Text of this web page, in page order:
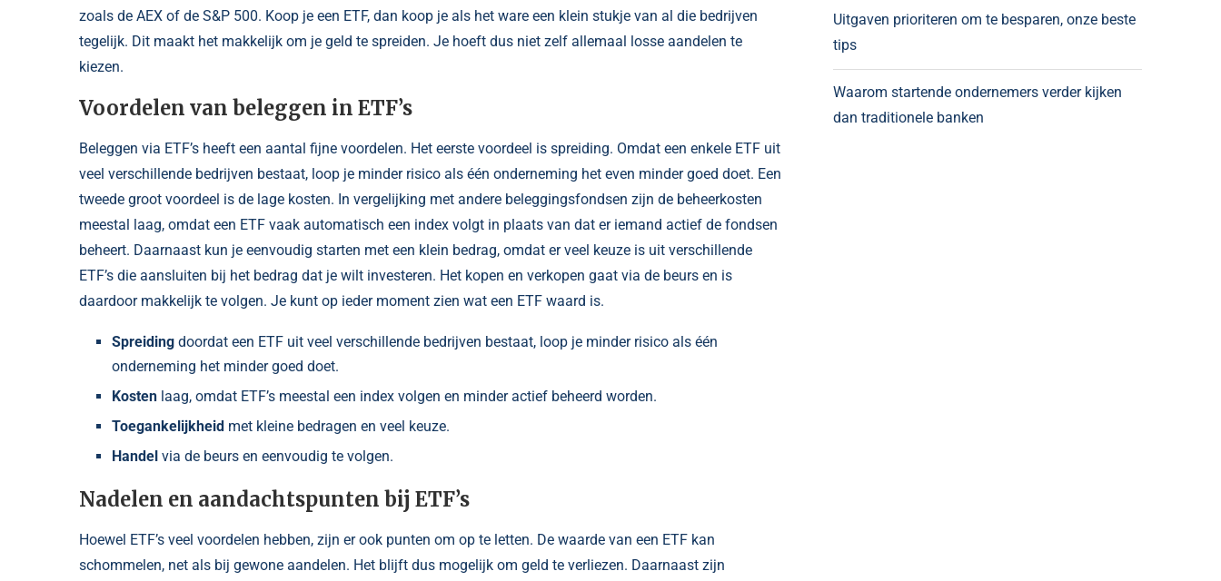
zoals de AEX of de S&P 500. Koop je een ETF, dan koop je als het ware een klein stukje van al die bedrijven
tegelijk. Dit maakt het makkelijk om je geld te spreiden. Je hoeft dus niet zelf allemaal losse aandelen te
kiezen.
Voordelen van beleggen in ETF’s
Beleggen via ETF’s heeft een aantal fijne voordelen. Het eerste voordeel is spreiding. Omdat een enkele ETF uit
veel verschillende bedrijven bestaat, loop je minder risico als één onderneming het even minder goed doet. Een
tweede groot voordeel is de lage kosten. In vergelijking met andere beleggingsfondsen zijn de beheerkosten
meestal laag, omdat een ETF vaak automatisch een index volgt in plaats van dat er iemand actief de fondsen
beheert. Daarnaast kun je eenvoudig starten met een klein bedrag, omdat er veel keuze is uit verschillende
ETF’s die aansluiten bij het bedrag dat je wilt investeren. Het kopen en verkopen gaat via de beurs en is
daardoor makkelijk te volgen. Je kunt op ieder moment zien wat een ETF waard is.
Spreiding doordat een ETF uit veel verschillende bedrijven bestaat, loop je minder risico als één
onderneming het minder goed doet.
Kosten laag, omdat ETF’s meestal een index volgen en minder actief beheerd worden.
Toegankelijkheid met kleine bedragen en veel keuze.
Handel via de beurs en eenvoudig te volgen.
Nadelen en aandachtspunten bij ETF’s
Hoewel ETF’s veel voordelen hebben, zijn er ook punten om op te letten. De waarde van een ETF kan
schommelen, net als bij gewone aandelen. Het blijft dus mogelijk om geld te verliezen. Daarnaast zijn
Uitgaven prioriteren om te besparen, onze beste
tips
Waarom startende ondernemers verder kijken
dan traditionele banken